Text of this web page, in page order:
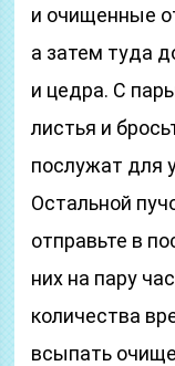
и очищенные
а затем туда
и цедра. С
листья и
послужат для
Остальной
отправьте в
них на пару
количества
всыпать